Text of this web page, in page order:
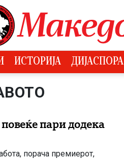
ИСТОРИЈА ДИЈАСПОРА
пари додека
порача премиерот,